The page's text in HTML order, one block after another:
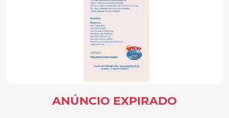
ANÚNCIO EXPIRADO